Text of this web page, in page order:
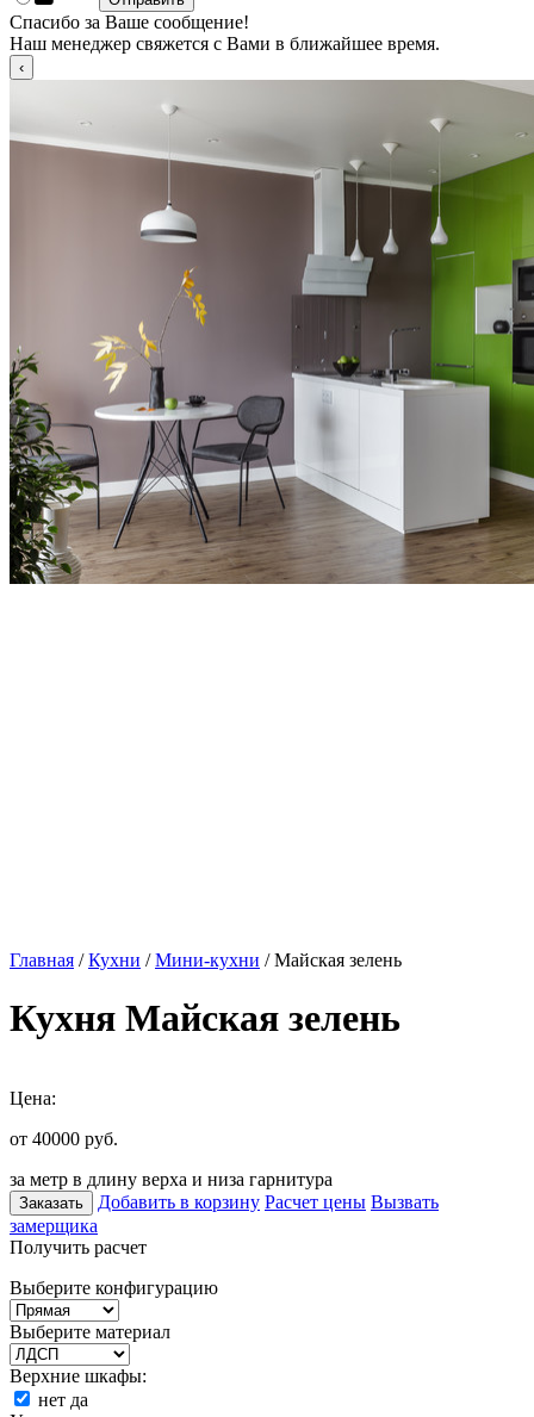
Спасибо за Ваше сообщение!
Наш менеджер свяжется с Вами в ближайшее время.
Главная /Кухни /Мини-кухни / Майская зелень
Кухня Майская зелень
Цена:
от 40000 руб.
за метр в длину верха и низа гарнитура
Заказать Добавить в корзину Расчет цены Вызвать
замерщика
Получить расчет
Выберите конфигурацию
Выберите материал
Верхние шкафы:
нет да